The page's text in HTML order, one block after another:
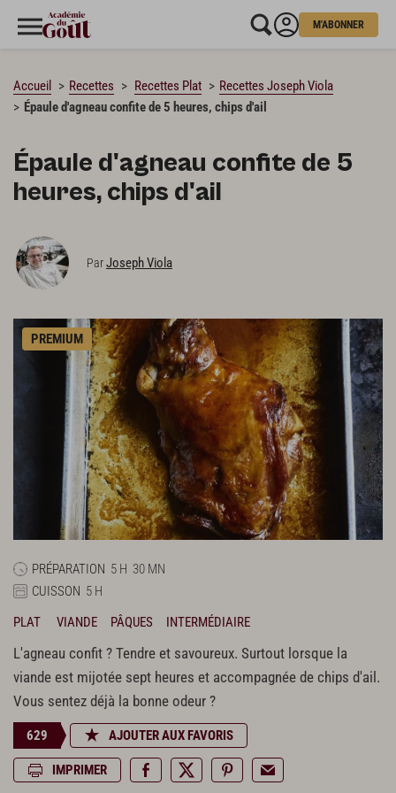
M'ABONNER
Accueil Recettes Recettes Plat
Recettes Joseph Viola
Épaule d'agneau confite de 5 heures, chips d'ail
Épaule d'agneau confite de 5
heures, chips d'ail
ParJoseph Viola
PREMIUM
PRÉPARATION 5 H 30 MN
CUISSON 5 H
PLAT
VIANDE PÂQUES INTERMÉDIAIRE
L'agneau confit ? Tendre et savoureux. Surtout lorsque la
viande est mijotée sept heures et accompagnée de chips d'ail.
Vous sentez déjà la bonne odeur ?
629 AJOUTER AUX FAVORIS
IMPRIMER
CHARGEMENT…